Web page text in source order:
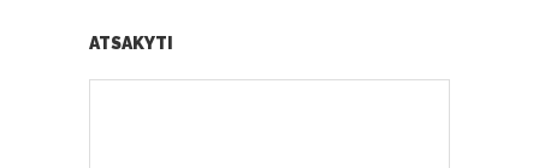
ATSAKYTI